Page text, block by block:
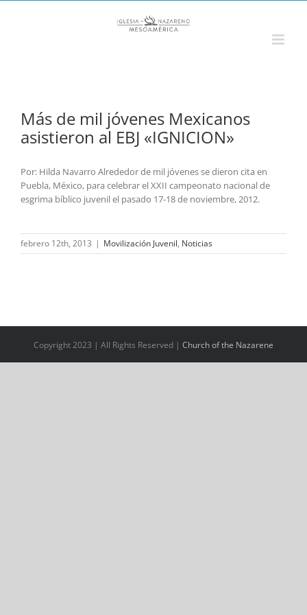
Más de mil jóvenes Mexicanos
asistieron al EBJ «IGNICION»
Por: Hilda Navarro Alrededor de mil jóvenes se dieron cita en
Puebla, México, para celebrar el XXII campeonato nacional de
esgrima bíblico juvenil el pasado 17-18 de noviembre, 2012.
febrero 12th, 2013 | Movilización Juvenil, Noticias
Copyright 2023 | All Rights Reserved | Church of the Nazarene